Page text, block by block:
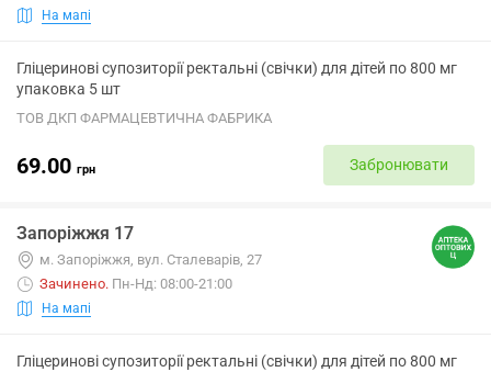
На мапі
Гліцеринові супозиторії ректальні (свічки) для дітей по 800 мг
упаковка 5 шт
ТОВ ДКП ФАРМАЦЕВТИЧНА ФАБРИКА
69.00 грн Забронювати
Запоріжжя 17
м. Запоріжжя, вул. Сталеварів, 27
Зачинено. Пн-Нд: 08:00-21:00
На мапі
Гліцеринові супозиторії ректальні (свічки) для дітей по 800 мг